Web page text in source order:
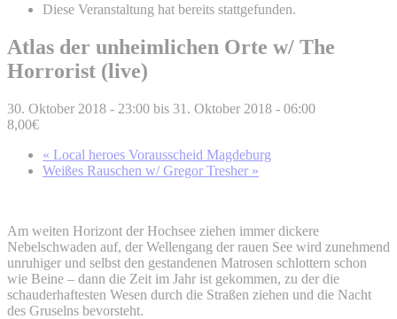
Diese Veranstaltung hat bereits stattgefunden.
Atlas der unheimlichen Orte w/ The
Horrorist (live)
30. Oktober 2018 - 23:00 bis 31. Oktober 2018 - 06:00
8,00€
« Local heroes Vorausscheid Magdeburg
Weißes Rauschen w/ Gregor Tresher »
Am weiten Horizont der Hochsee ziehen immer dickere
Nebelschwaden auf, der Wellengang der rauen See wird zunehmend
unruhiger und selbst den gestandenen Matrosen schlottern schon
wie Beine – dann die Zeit im Jahr ist gekommen, zu der die
schauderhaftesten Wesen durch die Straßen ziehen und die Nacht
des Gruselns bevorsteht.